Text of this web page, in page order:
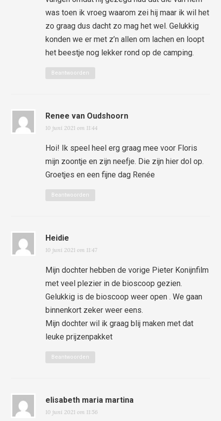
was toen ik vroeg waarom zei hij maar ik wil het
zo graag dus dacht zo mag het wel. Gelukkig
konden we er met z’n allen om lachen en loopt
het beestje nog lekker rond op de camping.
Beantwoorden
Renee van Oudshoorn
10 juni 2021 om 11:44
Hoi! Ik speel heel erg graag mee voor Floris
mijn zoontje en zijn neefje. Die zijn hier dol op.
Groetjes en een fijne dag Renée
Beantwoorden
Heidie
10 juni 2021 om 11:47
Mijn dochter hebben de vorige Pieter Konijnfilm
met veel plezier in de bioscoop gezien.
Gelukkig is de bioscoop weer open . We gaan
binnenkort zeker weer eens.
Mijn dochter wil ik graag blij maken met dat
leuke prijzenpakket
Beantwoorden
elisabeth maria martina
10 juni 2021 om 11:56